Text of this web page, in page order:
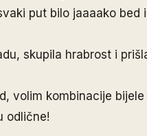
put bilo jaaaako bed
skupila hrabrost i
volim kombinacije bijele
odlične!